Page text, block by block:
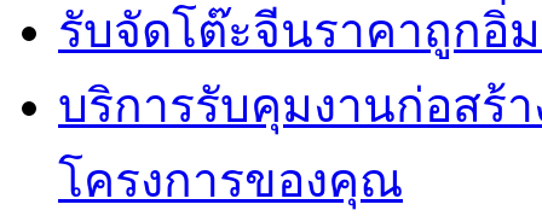
รับจัดโต๊ะจีนราคาถูกอิ่
บริการรับคุมงานก่อสร้
โครงการของคุณ